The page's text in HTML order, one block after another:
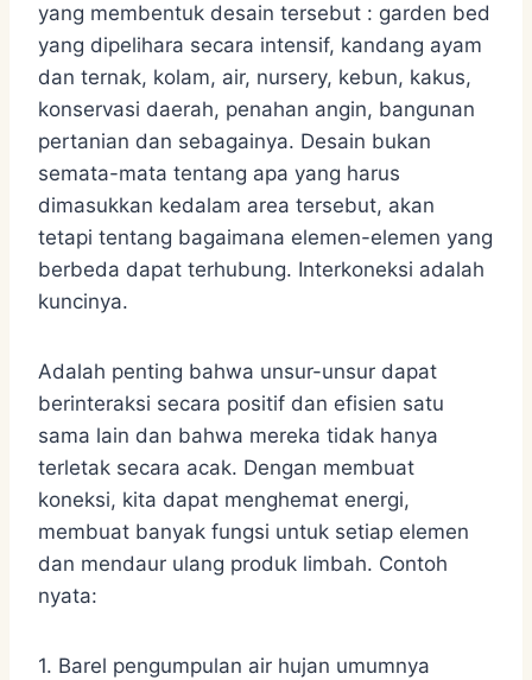
yang membentuk desain tersebut : garden bed
yang dipelihara secara intensif, kandang ayam
dan ternak, kolam, air, nursery, kebun, kakus,
konservasi daerah, penahan angin, bangunan
pertanian dan sebagainya. Desain bukan
semata-mata tentang apa yang harus
dimasukkan kedalam area tersebut, akan
tetapi tentang bagaimana elemen-elemen yang
berbeda dapat terhubung. Interkoneksi adalah
kuncinya.
Adalah penting bahwa unsur-unsur dapat
berinteraksi secara positif dan efisien satu
sama lain dan bahwa mereka tidak hanya
terletak secara acak. Dengan membuat
koneksi, kita dapat menghemat energi,
membuat banyak fungsi untuk setiap elemen
dan mendaur ulang produk limbah. Contoh
nyata:
1. Barel pengumpulan air hujan umumnya